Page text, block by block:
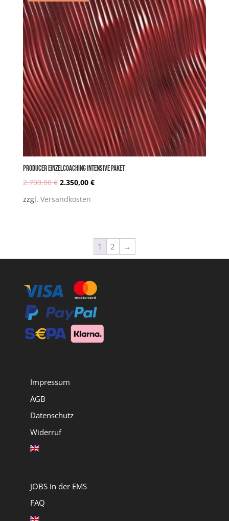
PRODUCER Einzelcoaching INTENSIVE Paket
2.700,00€ Ursprünglicher
war:
2.700,00 €
2.350,00 €Aktueller
ist:
2.350,00 €.
zzgl. Versandkosten
1 2 →
Impressum
AGB
Datenschutz
Widerruf
JOBS in der EMS
FAQ